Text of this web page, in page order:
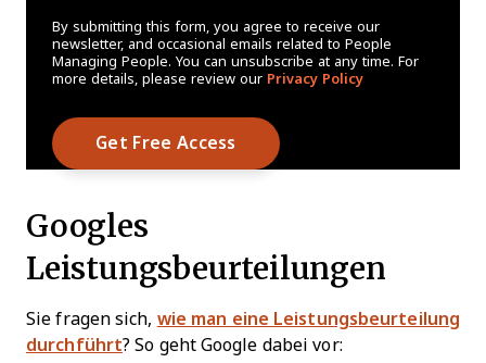
By submitting this form, you agree to receive our
newsletter, and occasional emails related to People
Managing People. You can unsubscribe at any time. For
more details, please review our Privacy Policy
Googles
Leistungsbeurteilungen
Sie fragen sich, wie man eine Leistungsbeurteilung
durchführt? So geht Google dabei vor: